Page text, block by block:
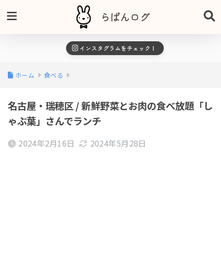
らぱんログ
インスタグラムをチェック！
ホーム 食べる
名古屋・瑞穂区 / 新鮮野菜とお肉の食べ放題「し
ゃぶ葉」さんでランチ
2024年2月16日 2024年5月28日